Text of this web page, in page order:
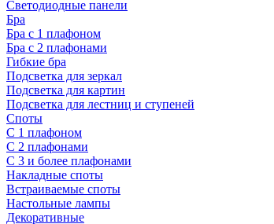
Светодиодные панели
Бра
Бра с 1 плафоном
Бра с 2 плафонами
Гибкие бра
Подсветка для зеркал
Подсветка для картин
Подсветка для лестниц и ступеней
Споты
С 1 плафоном
С 2 плафонами
С 3 и более плафонами
Накладные споты
Встраиваемые споты
Настольные лампы
Декоративные